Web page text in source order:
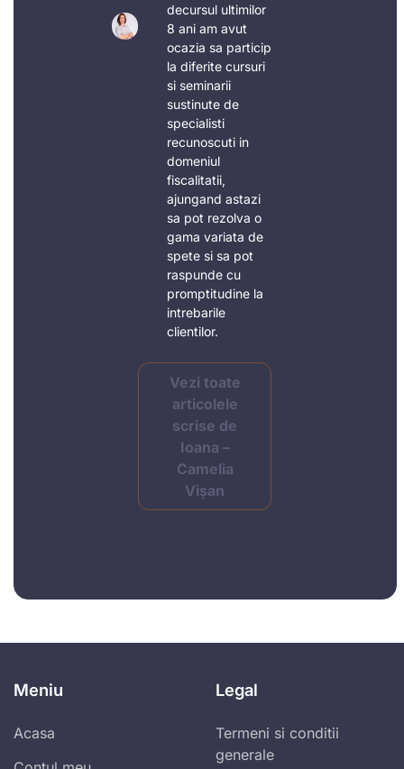
decursul ultimilor
8 ani am avut
ocazia sa particip
la diferite cursuri
si seminarii
sustinute de
specialisti
recunoscuti in
domeniul
fiscalitatii,
ajungand astazi
sa pot rezolva o
gama variata de
spete si sa pot
raspunde cu
promptitudine la
intrebarile
clientilor.
Vezi toate
articolele
scrise de
Ioana –
Camelia
Vișan
Meniu
Acasa
Legal
Termeni si conditii
generale